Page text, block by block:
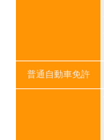
普通自動車免許